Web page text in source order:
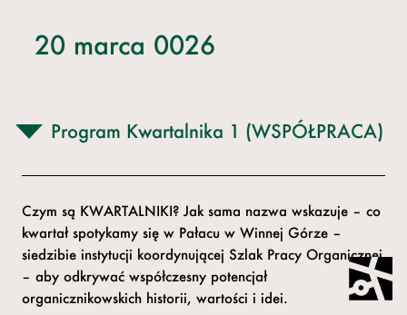
20 marca 0026
Program Kwartalnika 1 (WSPÓŁPRACA)
Czym są KWARTALNIKI? Jak sama nazwa wskazuje – co
kwartał spotykamy się w Pałacu w Winnej Górze –
siedzibie instytucji koordynującej Szlak Pracy Organicznej
– aby odkrywać współczesny potencjał
organicznikowskich historii, wartości i idei.